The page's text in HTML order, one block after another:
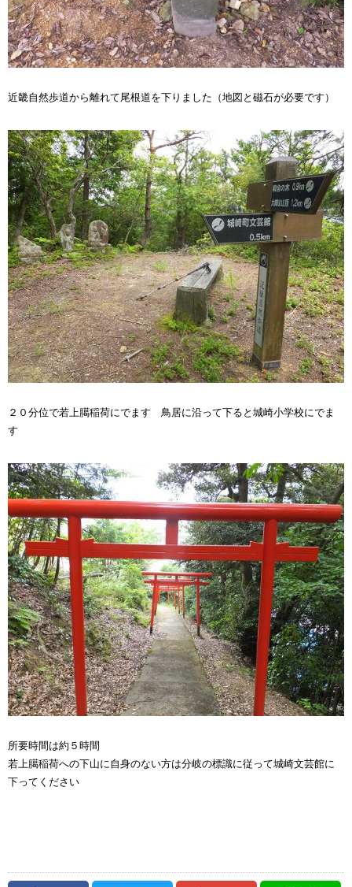
近畿自然歩道から離れて尾根道を下りました（地図と磁石が必要です）
２０分位で若上臈稲荷にでます 鳥居に沿って下ると城崎小学校にでま
す
所要時間は約５時間
若上臈稲荷への下山に自身のない方は分岐の標識に従って城崎文芸館に
下ってください